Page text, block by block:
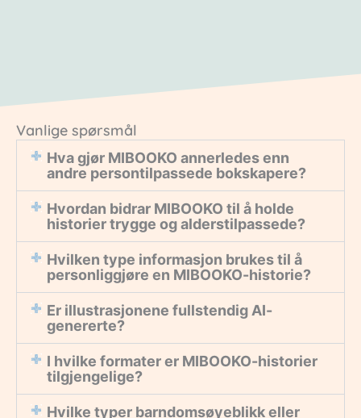
Vanlige spørsmål
Hva gjør MIBOOKO annerledes enn
andre persontilpassede bokskapere?
Hvordan bidrar MIBOOKO til å holde
historier trygge og alderstilpassede?
Hvilken type informasjon brukes til å
personliggjøre en MIBOOKO-historie?
Er illustrasjonene fullstendig AI-
genererte?
I hvilke formater er MIBOOKO-historier
tilgjengelige?
Hvilke typer barndomsøyeblikk eller